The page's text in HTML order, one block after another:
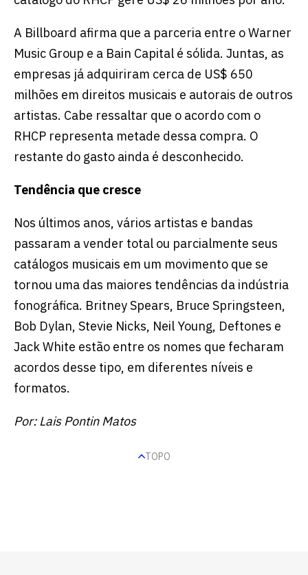
A Billboard afirma que a parceria entre o Warner
Music Group e a Bain Capital é sólida. Juntas, as
empresas já adquiriram cerca de US$ 650
milhões em direitos musicais e autorais de outros
artistas. Cabe ressaltar que o acordo com o
RHCP representa metade dessa compra. O
restante do gasto ainda é desconhecido.
Tendência que cresce
Nos últimos anos, vários artistas e bandas
passaram a vender total ou parcialmente seus
catálogos musicais em um movimento que se
tornou uma das maiores tendências da indústria
fonográfica. Britney Spears, Bruce Springsteen,
Bob Dylan, Stevie Nicks, Neil Young, Deftones e
Jack White estão entre os nomes que fecharam
acordos desse tipo, em diferentes níveis e
formatos.
Por: Lais Pontin Matos
TOPO